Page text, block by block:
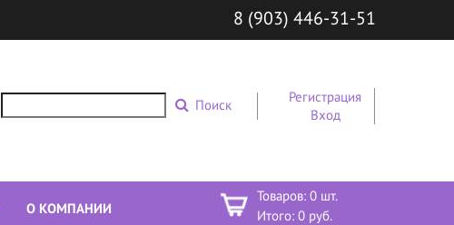
8 (903) 446-31-51
Поиск
Регистрация
Вход
О КОМПАНИИ
Товаров: 0 шт.
Итого: 0 руб.